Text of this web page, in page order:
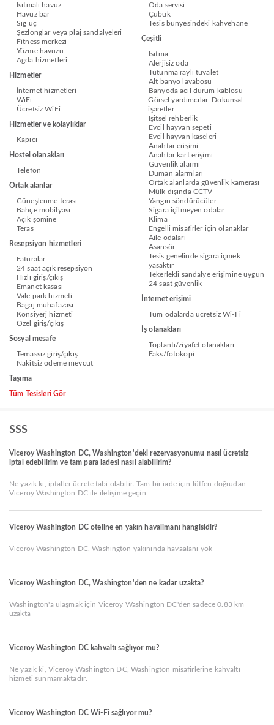
Isıtmalı havuz
Havuz bar
Sığ uç
Şezlonglar veya plaj sandalyeleri
Fitness merkezi
Yüzme havuzu
Ağda hizmetleri
Hizmetler
İnternet hizmetleri
WiFi
Ücretsiz WiFi
Hizmetler ve kolaylıklar
Kapıcı
Hostel olanakları
Telefon
Ortak alanlar
Güneşlenme terası
Bahçe mobilyası
Açık şömine
Teras
Resepsiyon hizmetleri
Faturalar
24 saat açık resepsiyon
Hızlı giriş/çıkış
Emanet kasası
Vale park hizmeti
Bagaj muhafazası
Konsiyerj hizmeti
Özel giriş/çıkış
Sosyal mesafe
Temassız giriş/çıkış
Nakitsiz ödeme mevcut
Taşıma
Oda servisi
Çubuk
Tesis bünyesindeki kahvehane
Çeşitli
Isıtma
Alerjisiz oda
Tutunma raylı tuvalet
Alt banyo lavabosu
Banyoda acil durum kablosu
Görsel yardımcılar: Dokunsal
işaretler
İşitsel rehberlik
Evcil hayvan sepeti
Evcil hayvan kaseleri
Anahtar erişimi
Anahtar kart erişimi
Güvenlik alarmı
Duman alarmları
Ortak alanlarda güvenlik kamerası
Mülk dışında CCTV
Yangın söndürücüler
Sigara içilmeyen odalar
Klima
Engelli misafirler için olanaklar
Aile odaları
Asansör
Tesis genelinde sigara içmek
yasaktır
Tekerlekli sandalye erişimine uygun
24 saat güvenlik
İnternet erişimi
Tüm odalarda ücretsiz Wi-Fi
İş olanakları
Toplantı/ziyafet olanakları
Faks/fotokopi
Tüm Tesisleri Gör
SSS
Viceroy Washington DC, Washington'deki rezervasyonumu nasıl ücretsiz
iptal edebilirim ve tam para iadesi nasıl alabilirim?
Ne yazık ki, iptaller ücrete tabi olabilir. Tam bir iade için lütfen doğrudan
Viceroy Washington DC ile iletişime geçin.
Viceroy Washington DC oteline en yakın havalimanı hangisidir?
Viceroy Washington DC, Washington yakınında havaalanı yok
Viceroy Washington DC, Washington'den ne kadar uzakta?
Washington'a ulaşmak için Viceroy Washington DC'den sadece 0.83 km
uzakta
Viceroy Washington DC kahvaltı sağlıyor mu?
Ne yazık ki, Viceroy Washington DC, Washington misafirlerine kahvaltı
hizmeti sunmamaktadır.
Viceroy Washington DC Wi-Fi sağlıyor mu?